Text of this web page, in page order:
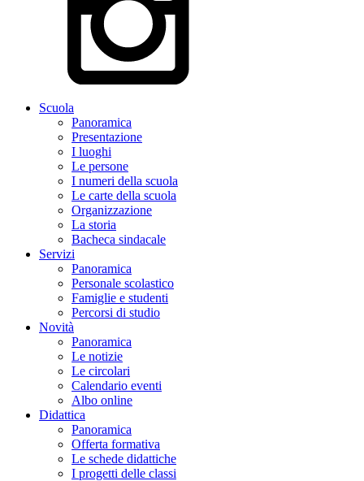
Scuola
Panoramica
Presentazione
I luoghi
Le persone
I numeri della scuola
Le carte della scuola
Organizzazione
La storia
Bacheca sindacale
Servizi
Panoramica
Personale scolastico
Famiglie e studenti
Percorsi di studio
Novità
Panoramica
Le notizie
Le circolari
Calendario eventi
Albo online
Didattica
Panoramica
Offerta formativa
Le schede didattiche
I progetti delle classi